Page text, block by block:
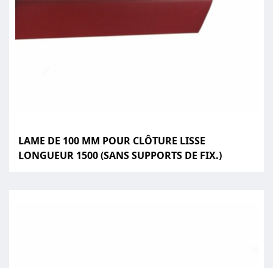
LAME DE 100 MM POUR CLÔTURE LISSE
LONGUEUR 1500 (SANS SUPPORTS DE FIX.)